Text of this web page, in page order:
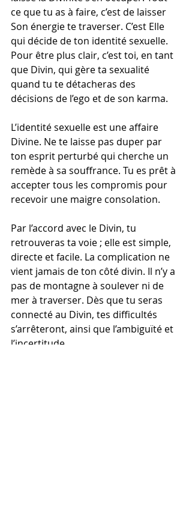
ce que tu as à faire, c’est de laisser
Son énergie te traverser. C’est Elle
qui décide de ton identité sexuelle.
Pour être plus clair, c’est toi, en tant
que Divin, qui gère ta sexualité
quand tu te détacheras des
décisions de l’ego et de son karma.
L’identité sexuelle est une affaire
Divine. Ne te laisse pas duper par
ton esprit perturbé qui cherche un
remède à sa souffrance. Tu es prêt à
accepter tous les compromis pour
recevoir une maigre consolation.
Par l’accord avec le Divin, tu
retrouveras ta voie ; elle est simple,
directe et facile. La complication ne
vient jamais de ton côté divin. Il n’y a
pas de montagne à soulever ni de
mer à traverser. Dès que tu seras
connecté au Divin, tes difficultés
s’arrêteront, ainsi que l’ambiguïté et
l’incertitude.